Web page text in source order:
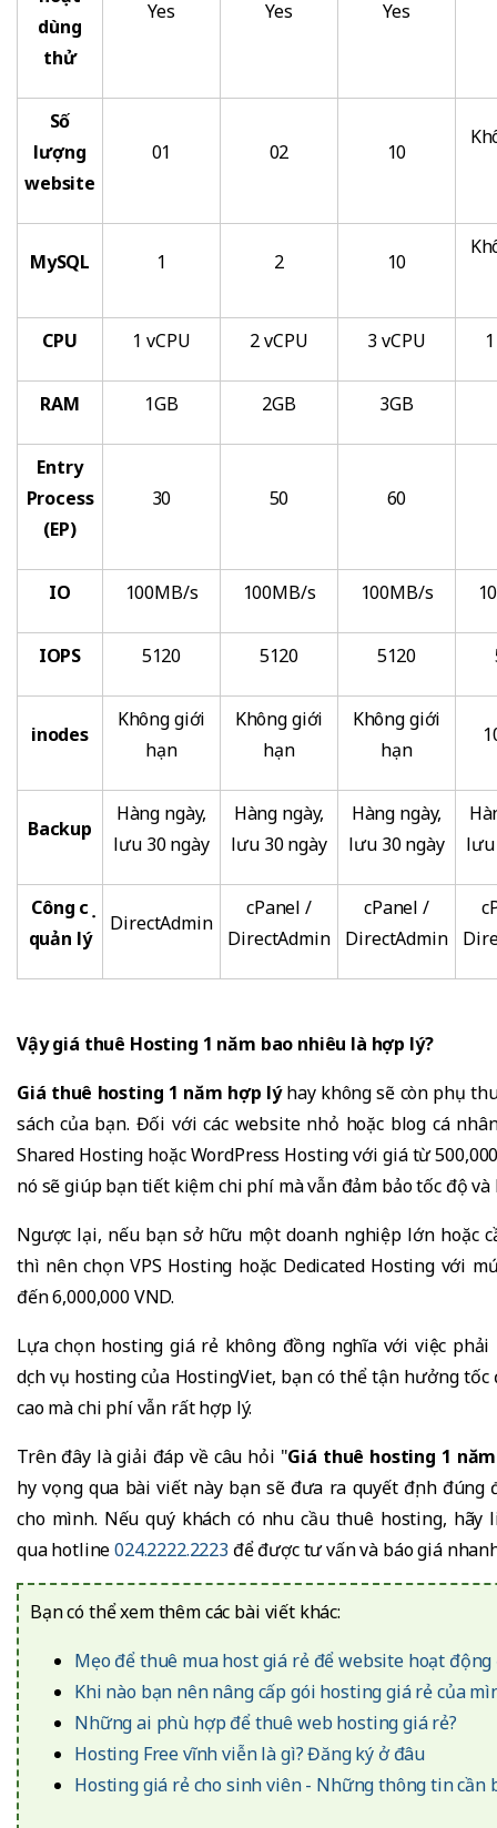
dùng
thử
Yes Yes Yes
Số
lượng
website
01 02 10
MySQL 1 2 10
CPU 1 vCPU 2 vCPU 3 vCPU
RAM 1GB 2GB 3GB
Entry
Process
(EP)
30 50 60
IO 100MB/s 100MB/s 100MB/s
IOPS 5120 5120 5120
inodes
Không giới
hạn
Không giới
hạn
Không giới
hạn
Backup
Hàng ngày,
lưu 30 ngày
Hàng ngày,
lưu 30 ngày
Hàng ngày,
lưu 30 ngày
lưu
Công cụ
quản lý
DirectAdmin
cPanel /
DirectAdmin
cPanel /
DirectAdmin
Vậy giá thuê Hosting 1 năm bao nhiêu là hợp lý?
Giá thuê hosting 1 năm hợp lýhay không sẽ còn phụ
sách của bạn. Đối với các website nhỏ hoặc blog cá
Shared Hosting hoặc WordPress Hosting với giá từ
nó sẽ giúp bạn tiết kiệm chi phí mà vẫn đảm bảo tốc độ và
Ngược lại, nếu bạn sở hữu một doanh nghiệp lớn hoặc
thì nên chọn VPS Hosting hoặc Dedicated Hosting với
đến 6,000,000 VND.
Lựa chọn hosting giá rẻ không đồng nghĩa với việc
dịch vụ hosting của HostingViet, bạn có thể tận hưởng
cao mà chi phí vẫn rất hợp lý.
Trên đây là giải đáp về câu hỏi "Giá thuê hosting 1
hy vọng qua bài viết này bạn sẽ đưa ra quyết định đúng
cho mình. Nếu quý khách có nhu cầu thuê hosting,
qua hotline024.2222.2223 để được tư vấn và báo giá
Bạn có thể xem thêm các bài viết khác:
Mẹo để thuê mua host giá rẻ để website hoạt động
Khi nào bạn nên nâng cấp gói hosting giá rẻ của
Những ai phù hợp để thuê web hosting giá rẻ?
Hosting Free vĩnh viễn là gì? Đăng ký ở đâu
Hosting giá rẻ cho sinh viên - Những thông tin cần